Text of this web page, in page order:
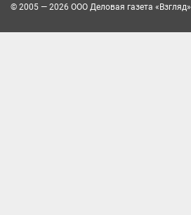
© 2005 — 2026 ООО Деловая газета «Взгляд»